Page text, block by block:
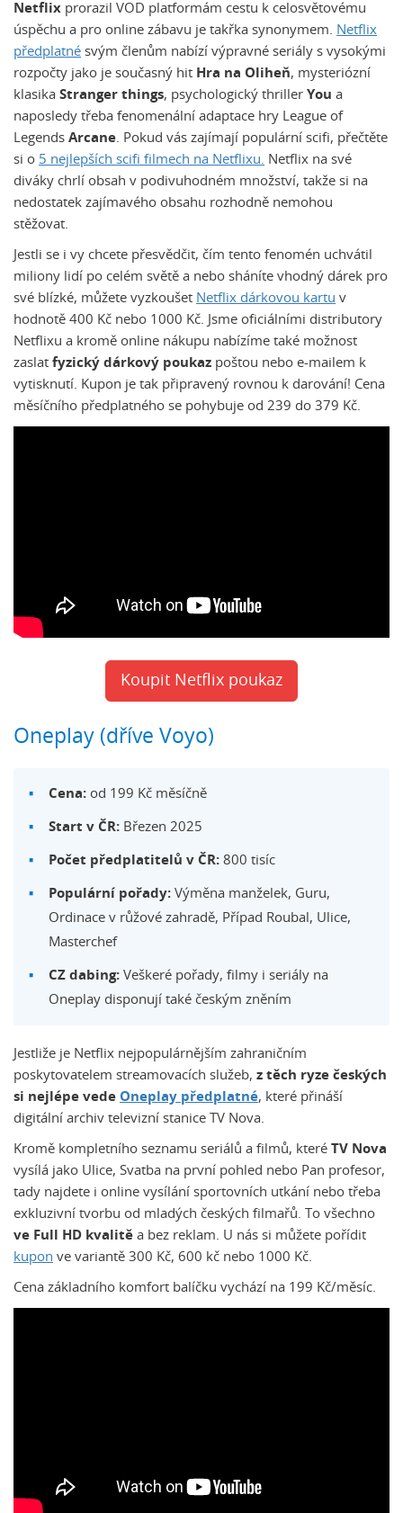
Netflix prorazil VOD platformám cestu k celosvětovému
úspěchu a pro online zábavu je takřka synonymem. Netflix
předplatné svým členům nabízí výpravné seriály s vysokými
rozpočty jako je současný hit Hra na Oliheň, mysteriózní
klasika Stranger things, psychologický thriller You a
naposledy třeba fenomenální adaptace hry League of
Legends Arcane. Pokud vás zajímají populární scifi, přečtěte
si o 5 nejlepších scifi filmech na Netflixu. Netflix na své
diváky chrlí obsah v podivuhodném množství, takže si na
nedostatek zajímavého obsahu rozhodně nemohou
stěžovat.
Jestli se i vy chcete přesvědčit, čím tento fenomén uchvátil
miliony lidí po celém světě a nebo sháníte vhodný dárek pro
své blízké, můžete vyzkoušet Netflix dárkovou kartu v
hodnotě 400 Kč nebo 1000 Kč. Jsme oficiálními distributory
Netflixu a kromě online nákupu nabízíme také možnost
zaslat fyzický dárkový poukaz poštou nebo e-mailem k
vytisknutí. Kupon je tak připravený rovnou k darování! Cena
měsíčního předplatného se pohybuje od 239 do 379 Kč.
Koupit Netflix poukaz
Oneplay (dříve Voyo)
Cena:od 199 Kč měsíčně
Start v ČR:Březen 2025
Počet předplatitelů v ČR:800 tisíc
Populární pořady:Výměna manželek, Guru,
Ordinace v růžové zahradě, Případ Roubal, Ulice,
Masterchef
CZ dabing: Veškeré pořady, filmy i seriály na
Oneplay disponují také českým zněním
Jestliže je Netflix nejpopulárnějším zahraničním
poskytovatelem streamovacích služeb, z těch ryze českých
si nejlépe vede Oneplay předplatné, které přináší
digitální archiv televizní stanice TV Nova.
Kromě kompletního seznamu seriálů a filmů, které TV Nova
vysílá jako Ulice, Svatba na první pohled nebo Pan profesor,
tady najdete i online vysílání sportovních utkání nebo třeba
exkluzivní tvorbu od mladých českých filmařů. To všechno
ve Full HD kvalitě a bez reklam. U nás si můžete pořídit
kupon ve variantě 300 Kč, 600 kč nebo 1000 Kč.
Cena základního komfort balíčku vychází na 199 Kč/měsíc.